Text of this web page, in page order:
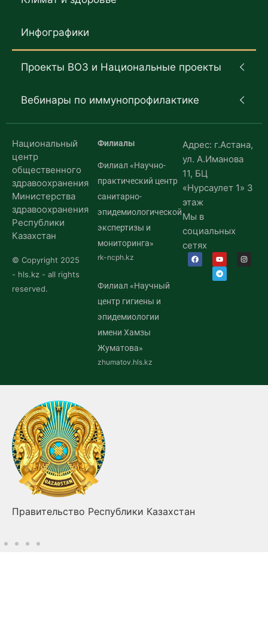
Инфографики
Проекты ВОЗ и Национальные проекты
Вебинары по иммунопрофилактике
Национальный
центр
общественного
здравоохранения
Министерства
здравоохранения
Республики
Казахстан
© Copyright 2025
- hls.kz - all rights
reserved.
Филиалы
Филиал «Научно-
практический центр
санитарно-
эпидемиологической
экспертизы и
мониторинга»
rk-ncph.kz
Филиал «Научный
центр гигиены и
эпидемиологии
имени Хамзы
Жуматова»
zhumatov.hls.kz
Адрес: г.Астана,
ул. А.Иманова
11, БЦ
«Нурсаулет 1» 3
этаж
Мы в
социальных
сетях
Правительство Республики Казахстан